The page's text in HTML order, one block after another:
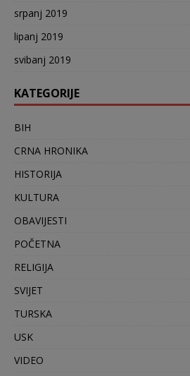
srpanj 2019
lipanj 2019
svibanj 2019
KATEGORIJE
BIH
CRNA HRONIKA
HISTORIJA
KULTURA
OBAVIJESTI
POČETNA
RELIGIJA
SVIJET
TURSKA
USK
VIDEO